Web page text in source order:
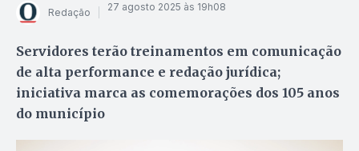
Redação 27 agosto 2025 às 19h08
Servidores terão treinamentos em comunicação
de alta performance e redação jurídica;
iniciativa marca as comemorações dos 105 anos
do município